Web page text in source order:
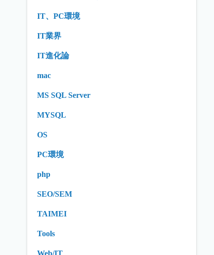
IT、PC環境
IT業界
IT進化論
mac
MS SQL Server
MYSQL
OS
PC環境
php
SEO/SEM
TAIMEI
Tools
Web/IT